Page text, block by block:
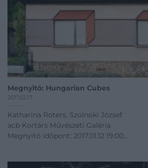
Kiállítás linkje
Megnyitó: Hungarian Cubes
2017.02.17.
Katharina Roters, Szolnoki József
acb Kortárs Művészeti Galéria
Megnyitó időpont: 2017.01.12 19:00